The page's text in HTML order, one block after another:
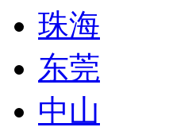
珠海
东莞
中山